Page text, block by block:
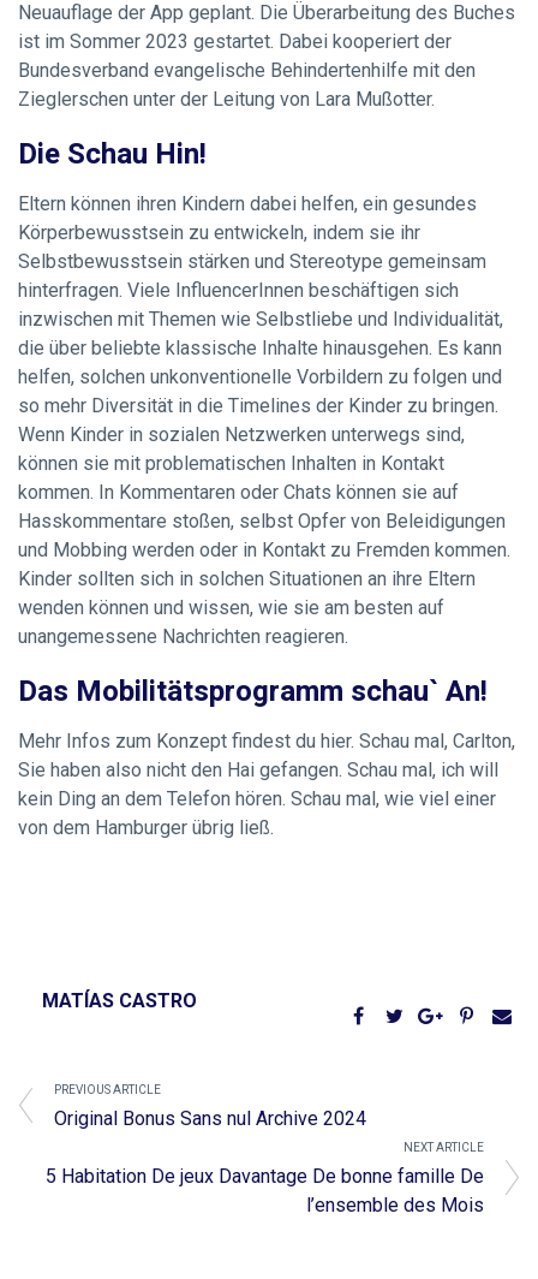
Neuauflage der App geplant. Die Überarbeitung des Buches
ist im Sommer 2023 gestartet. Dabei kooperiert der
Bundesverband evangelische Behindertenhilfe mit den
Zieglerschen unter der Leitung von Lara Mußotter.
Die Schau Hin!
Eltern können ihren Kindern dabei helfen, ein gesundes
Körperbewusstsein zu entwickeln, indem sie ihr
Selbstbewusstsein stärken und Stereotype gemeinsam
hinterfragen. Viele InfluencerInnen beschäftigen sich
inzwischen mit Themen wie Selbstliebe und Individualität,
die über beliebte klassische Inhalte hinausgehen. Es kann
helfen, solchen unkonventionelle Vorbildern zu folgen und
so mehr Diversität in die Timelines der Kinder zu bringen.
Wenn Kinder in sozialen Netzwerken unterwegs sind,
können sie mit problematischen Inhalten in Kontakt
kommen. In Kommentaren oder Chats können sie auf
Hasskommentare stoßen, selbst Opfer von Beleidigungen
und Mobbing werden oder in Kontakt zu Fremden kommen.
Kinder sollten sich in solchen Situationen an ihre Eltern
wenden können und wissen, wie sie am besten auf
unangemessene Nachrichten reagieren.
Das Mobilitäts­programm schau` An!
Mehr Infos zum Konzept findest du hier. Schau mal, Carlton,
Sie haben also nicht den Hai gefangen. Schau mal, ich will
kein Ding an dem Telefon hören. Schau mal, wie viel einer
von dem Hamburger übrig ließ.
MATÍAS CASTRO
PREVIOUS ARTICLE
Original Bonus Sans nul Archive 2024
NEXT ARTICLE
5 Habitation De jeux Davantage De bonne famille De
l’ensemble des Mois